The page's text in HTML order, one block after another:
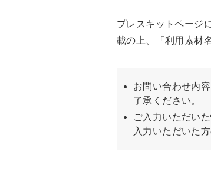
プレスキットページ
載の上、「利用素材
お問い合わせ内
了承ください。
ご入力いただい
入力いただいた